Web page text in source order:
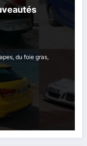
du foie gras,